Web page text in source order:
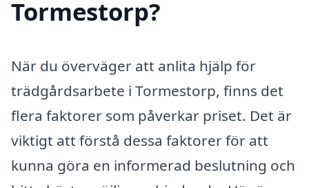
Tormestorp?
När du överväger att anlita hjälp för
trädgårdsarbete i Tormestorp, finns det
flera faktorer som påverkar priset. Det är
viktigt att förstå dessa faktorer för att
kunna göra en informerad beslutning och